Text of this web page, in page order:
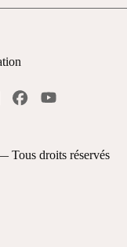
Tous droits réservés